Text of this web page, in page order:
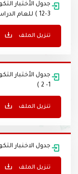
جدول الأختبار
3-12 ) للعام الدراسي 2025-2026م
تنزيل الملف
جدول الأختبار
1- 2 )
تنزيل الملف
جدول الاخنبار